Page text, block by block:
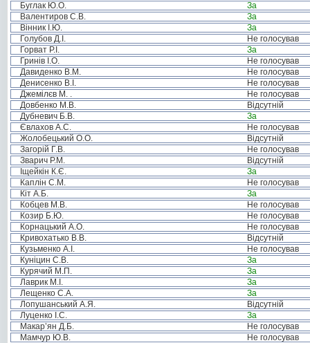
Буглак Ю.О.
За
Валентиров С.В.
За
Вінник І.Ю.
За
Голубов Д.І.
Не голосував
Горват Р.І.
За
Гринів І.О.
Не голосував
Давиденко В.М.
Не голосував
Денисенко В.І.
Не голосував
Джемілєв М. .
Не голосував
Довбенко М.В.
Відсутній
Дубневич Б.В.
За
Євлахов А.С.
Не голосував
Жолобецький О.О.
Відсутній
Загорій Г.В.
Не голосував
Зварич Р.М.
Відсутній
Іщейкін К.Є.
За
Каплін С.М.
Не голосував
Кіт А.Б.
За
Кобцев М.В.
Не голосував
Козир Б.Ю.
Не голосував
Корнацький А.О.
Не голосував
Кривохатько В.В.
Відсутній
Кузьменко А.І.
Не голосував
Куніцин С.В.
За
Курячий М.П.
За
Лаврик М.І.
За
Лещенко С.А.
За
Лопушанський А.Я.
Відсутній
Луценко І.С.
За
Макар’ян Д.Б.
Не голосував
Мамчур Ю.В.
Не голосував